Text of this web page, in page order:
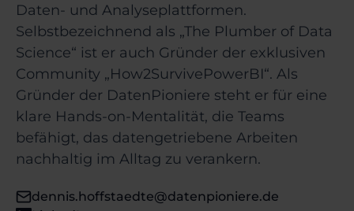
Daten- und Analyseplattformen.
Selbstbezeichnend als „The Plumber of Data
Science“ ist er auch Gründer der exklusiven
Community „How2SurvivePowerBI“. Als
Gründer der DatenPioniere steht er für eine
klare Hands-on-Mentalität, die Teams
befähigt, das datengetriebene Arbeiten
nachhaltig im Alltag zu verankern.
dennis.hoffstaedte@datenpioniere.de